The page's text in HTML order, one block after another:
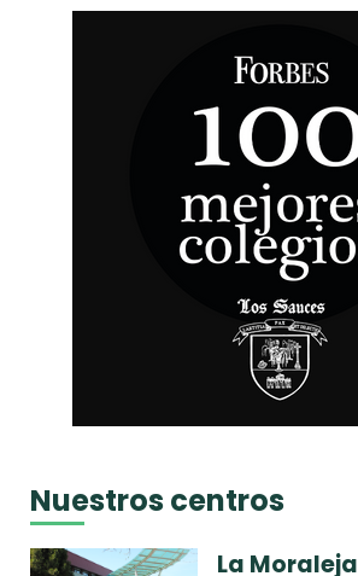
Nuestros centros
La Moraleja